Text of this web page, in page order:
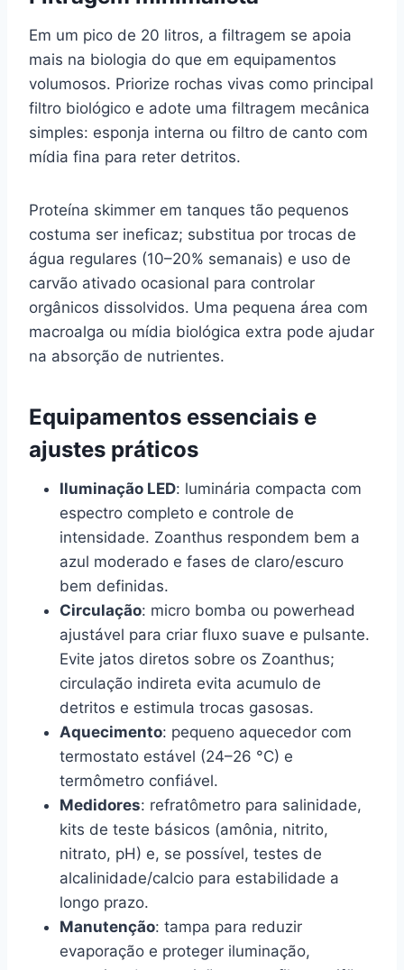
Em um pico de 20 litros, a filtragem se apoia
mais na biologia do que em equipamentos
volumosos. Priorize rochas vivas como principal
filtro biológico e adote uma filtragem mecânica
simples: esponja interna ou filtro de canto com
mídia fina para reter detritos.
Proteína skimmer em tanques tão pequenos
costuma ser ineficaz; substitua por trocas de
água regulares (10–20% semanais) e uso de
carvão ativado ocasional para controlar
orgânicos dissolvidos. Uma pequena área com
macroalga ou mídia biológica extra pode ajudar
na absorção de nutrientes.
Equipamentos essenciais e
ajustes práticos
Iluminação LED: luminária compacta com
espectro completo e controle de
intensidade. Zoanthus respondem bem a
azul moderado e fases de claro/escuro
bem definidas.
Circulação: micro bomba ou powerhead
ajustável para criar fluxo suave e pulsante.
Evite jatos diretos sobre os Zoanthus;
circulação indireta evita acumulo de
detritos e estimula trocas gasosas.
Aquecimento: pequeno aquecedor com
termostato estável (24–26 °C) e
termômetro confiável.
Medidores: refratômetro para salinidade,
kits de teste básicos (amônia, nitrito,
nitrato, pH) e, se possível, testes de
alcalinidade/calcio para estabilidade a
longo prazo.
Manutenção: tampa para reduzir
evaporação e proteger iluminação,